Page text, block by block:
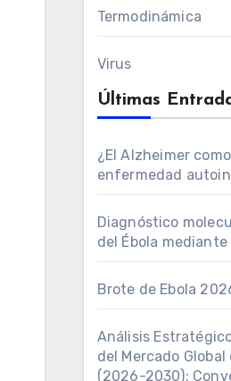
Termodinámica
Virus
Últimas
¿El Alzheimer
enfermedad
Diagnóstico
del Ébola mediante
Brote de Ebola
Análisis
del Mercado Global
(2026-2030):